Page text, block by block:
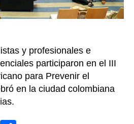
de
y profesionales e
participaron en el III
para Prevenir el
en la ciudad colombiana